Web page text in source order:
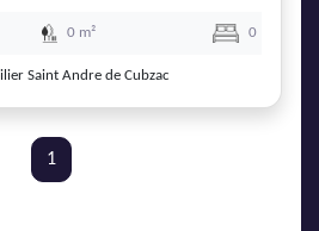
0 m² 0
Saint Andre de Cubzac
1